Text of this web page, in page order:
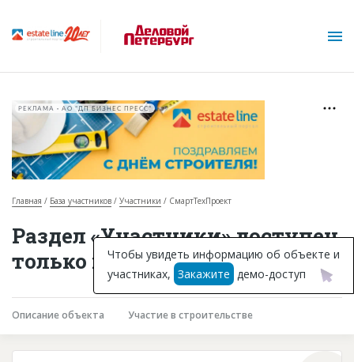
Горячие объекты
База строящихся объектов
Инвестпроекты
Глоссарий
РЕКЛАМА • АО "ДП БИЗНЕС ПРЕСС"
Главная База участников Участники СмартТехПроект
Раздел «Участники» доступен
только подписчикам
Описание объекта Участие в строительстве
Чтобы увидеть информацию об объекте и
участниках, Закажите демо-доступ